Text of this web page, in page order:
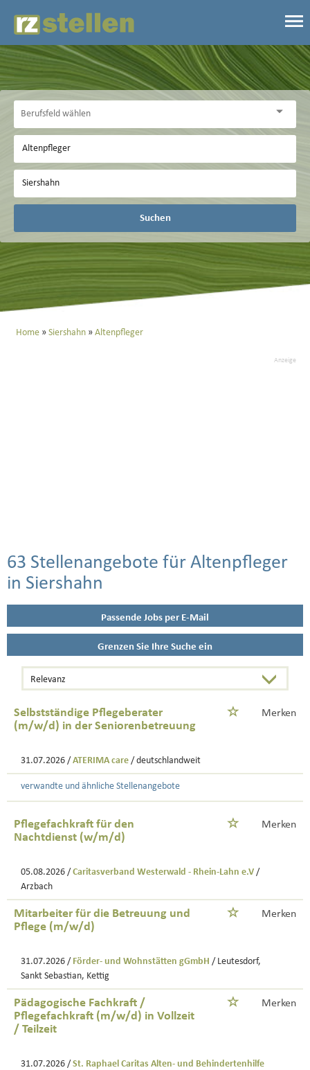
Suchen
Home Siershahn Altenpfleger
Anzeige
63 Stellenangebote für Altenpfleger
in Siershahn
Passende Jobs per E-Mail
Grenzen Sie Ihre Suche ein
Selbstständige Pflegeberater
(m/w/d) in der Seniorenbetreuung
Merken
31.07.2026 / ATERIMA care / deutschlandweit
verwandte und ähnliche Stellenangebote
Pflegefachkraft für den
Nachtdienst (w/m/d)
Merken
05.08.2026 / Caritasverband Westerwald - Rhein-Lahn e.V /
Arzbach
Mitarbeiter für die Betreuung und
Pflege (m/w/d)
Merken
31.07.2026 / Förder- und Wohnstätten gGmbH / Leutesdorf,
Sankt Sebastian, Kettig
Pädagogische Fachkraft /
Pflegefachkraft (m/w/d) in Vollzeit
/ Teilzeit
Merken
31.07.2026 / St. Raphael Caritas Alten- und Behindertenhilfe